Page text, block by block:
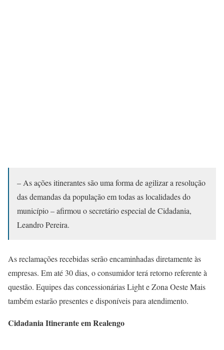
– As ações itinerantes são uma forma de agilizar a resolução
das demandas da população em todas as localidades do
município – afirmou o secretário especial de Cidadania,
Leandro Pereira.
As reclamações recebidas serão encaminhadas diretamente às
empresas. Em até 30 dias, o consumidor terá retorno referente à
questão. Equipes das concessionárias Light e Zona Oeste Mais
também estarão presentes e disponíveis para atendimento.
Cidadania Itinerante em Realengo